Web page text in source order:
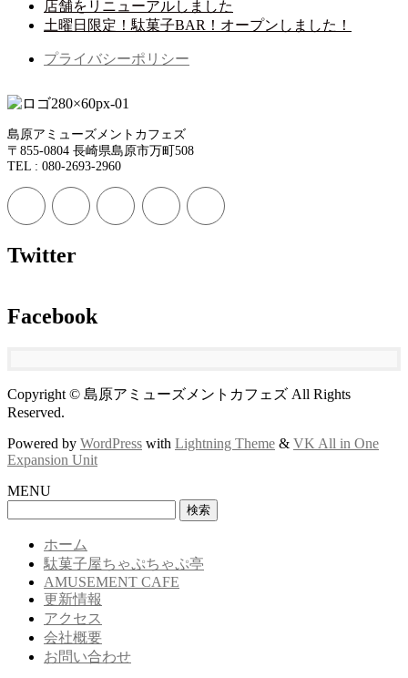
店舗をリニューアルしました
土曜日限定！駄菓子BAR！オープンしました！
プライバシーポリシー
島原アミューズメントカフェズ
〒855-0804 長崎県島原市万町508
TEL : 080-2693-2960
Twitter
Facebook
Copyright © 島原アミューズメントカフェズ All Rights
Reserved.
Powered by WordPress with Lightning Theme & VK All in One
Expansion Unit
MENU
ホーム
駄菓子屋ちゃぷちゃぷ亭
AMUSEMENT CAFE
更新情報
アクセス
会社概要
お問い合わせ